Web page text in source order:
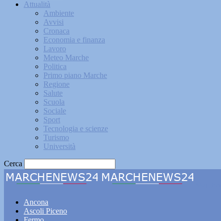
Attualità
Ambiente
Avvisi
Cronaca
Economia e finanza
Lavoro
Meteo Marche
Politica
Primo piano Marche
Regione
Salute
Scuola
Sociale
Sport
Tecnologia e scienze
Turismo
Università
Cerca
Ancona
Ascoli Piceno